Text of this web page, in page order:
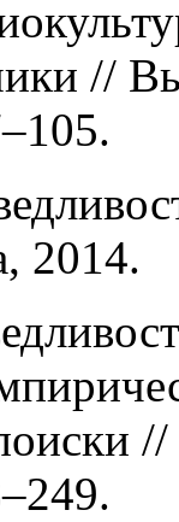
//
2014.